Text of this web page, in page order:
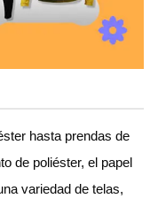
hasta prendas de
de poliéster, el papel
variedad de telas,